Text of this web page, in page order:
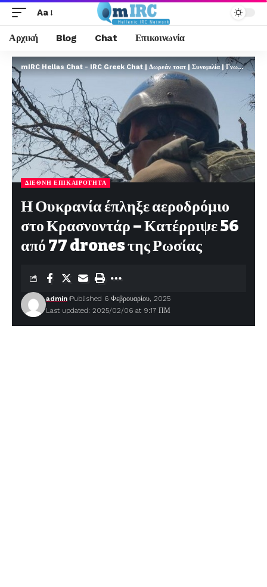
Aa
Αρχική Blog Chat Επικοινωνία
mIRC Hellas Chat - IRC Greek Chat | Δωρεάν τσατ | Συνομιλία | Γνωριμίες | FREE
ΔΙΕΘΝΉ ΕΠΙΚΑΙΡΌΤΗΤΑ
Η Ουκρανία έπληξε αεροδρόμιο
στο Κρασνοντάρ – Κατέρριψε 56
από 77 drones της Ρωσίας
Last updated: 2025/02/06 at 9:17 ΠΜ
admin Published 6 Φεβρουαρίου, 2025